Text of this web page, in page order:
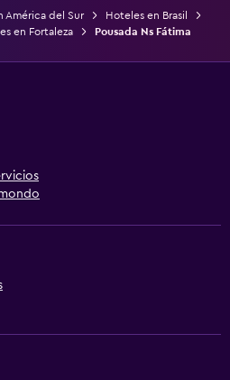
América del Sur
Hoteles en Brasil
en Fortaleza Pousada Ns Fátima